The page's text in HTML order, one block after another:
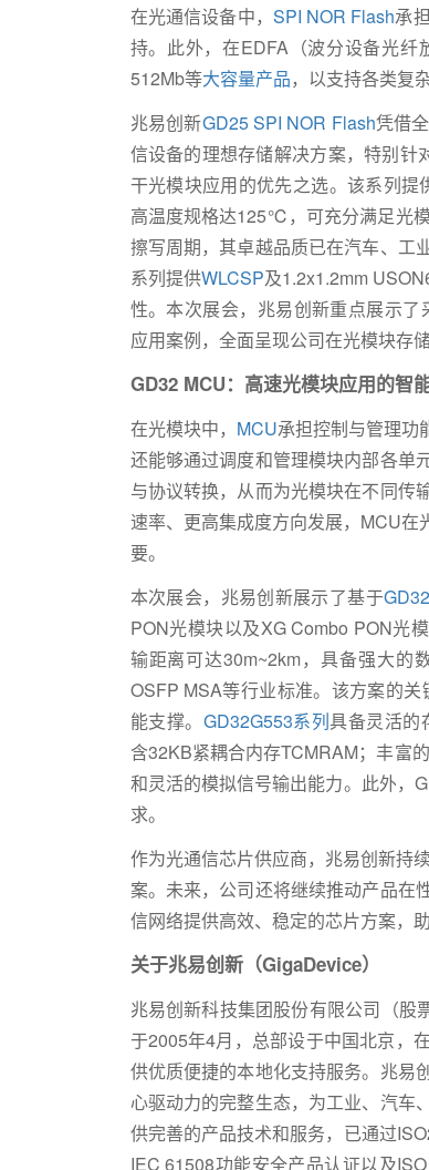
在光通信设备中， SPI NOR Flash承
持。此外，在EDFA（波分设备光纤
512Mb等大容量产品，以支持各类复
兆易创新GD25 SPI NOR Flash凭借
信设备的理想存储解决方案，特别针
干光模块应用的优先之选。该系列
高温度规格达125℃，可充分满足光
擦写周期，其卓越品质已在汽车、工
系列提供WLCSP及1.2x1.2mm
性。本次展会，兆易创新重点展示
应用案例，全面呈现公司在光模块存
GD32 MCU：高速光模块应用的智
在光模块中， MCU承担控制与管理功
还能够通过调度和管理模块内部各单
与协议转换，从而为光模块在不同传
速率、更高集成度方向发展，MCU
要。
本次展会，兆易创新展示了基于
PON光模块以及XG Combo PON光
输距离可达30m~2km，具备强大的
OSFP MSA等行业标准。该方案的
能支撑。 GD32G553系列具备灵活的
含32KB紧耦合内存TCMRAM；丰富
和灵活的模拟信号输出能力。此外，
求。
作为光通信芯片供应商，兆易创新持
案。未来，公司还将继续推动产品在
信网络提供高效、稳定的芯片方案，
关于兆易创新（GigaDevice）
兆易创新科技集团股份有限公司（股
于2005年4月，总部设于中国北京，
供优质便捷的本地化支持服务。兆易
心驱动力的完整生态，为工业、汽车
供完善的产品技术和服务，已通过
IEC 61508功能安全产品认证以及